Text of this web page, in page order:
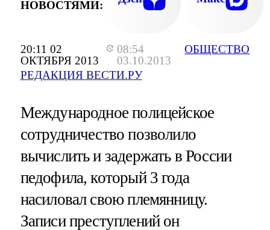
20:11 02
ОКТЯБРЯ 2013
08:54
03.10.2013
РЕДАКЦИЯ ВЕСТИ.РУ
ОБЩЕСТВО
НОВОСТЯМИ:
Международное полицейское
сотрудничество позволило
вычислить и задержать в России
педофила, который 3 года
насиловал свою племянницу.
Записи преступлений он